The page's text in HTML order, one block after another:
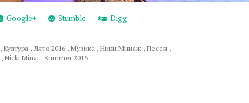
Google+ Stumble Digg
, Култура , Лято 2016 , Музика , Ники Минаж , Песен ,
, Nicki Minaj , Summer 2016